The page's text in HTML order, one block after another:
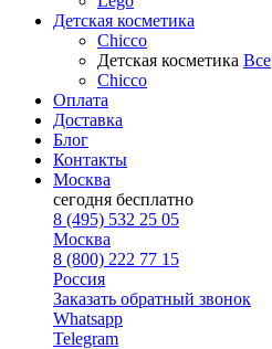
Детская косметика
Chicco
Детская косметика Все
Chicco
Оплата
Доставка
Блог
Контакты
Москва
сегодня бесплатно
8 (495) 532 25 05
Москва
8 (800) 222 77 15
Россия
Заказать обратный звонок
Whatsapp
Telegram